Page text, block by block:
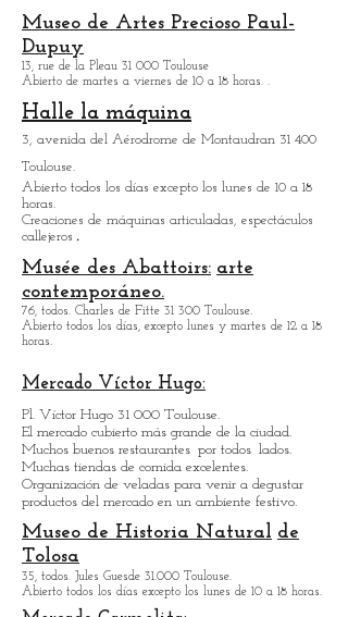
6, calle Jacqueline Auriol 31 400 Toulouse.
Abierto todos los días excepto los lunes de 10 a 18
horas.
Museo de Artes Precioso Paul-
Dupuy
13, rue de la Pleau 31 000 Toulouse
Abierto de martes a viernes de 10 a 18 horas.
Halle la máquina
3, avenida del Aérodrome de Montaudran 31 400
Toulouse.
Abierto todos los días excepto los lunes de 10 a 18
Creaciones de máquinas articuladas, espectáculos
callejeros
Musée des Abattoirs: arte
contemporáneo.
Abierto todos los días, excepto lunes y martes de 12 a 18
horas.
Mercado Víctor Hugo:
Pl. Víctor Hugo 31 000 Toulouse.
El mercado cubierto más grande de la ciudad.
Muchos buenos restaurantes por todos lados.
Organización de veladas para venir a degustar
productos del mercado en un ambiente festivo.
Museo de Historia Natural
de
Tolosa